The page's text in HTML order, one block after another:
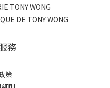
TONY WONG
DE TONY WONG
務
策